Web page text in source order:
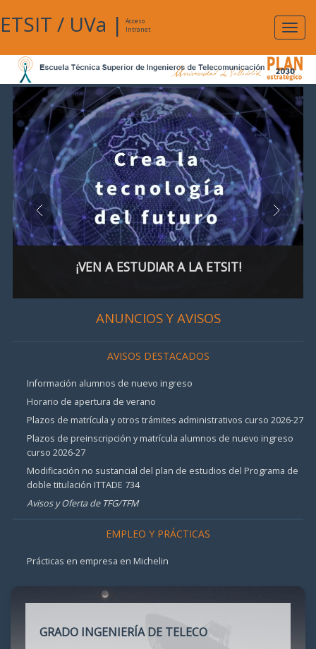
ETSIT / UVa |
Acceso
Intranet
¡VEN A ESTUDIAR A LA ETSIT!
ANUNCIOS Y AVISOS
AVISOS DESTACADOS
Información alumnos de nuevo ingreso
Horario de apertura de verano
Plazos de matrícula y otros trámites administrativos curso 2026-27
Plazos de preinscripción y matrícula alumnos de nuevo ingreso
curso 2026-27
Modificación no sustancial del plan de estudios del Programa de
doble titulación ITTADE 734
Avisos y Oferta de TFG/TFM
EMPLEO Y PRÁCTICAS
Prácticas en empresa en Michelin
GRADO INGENIERÍA DE TELECO